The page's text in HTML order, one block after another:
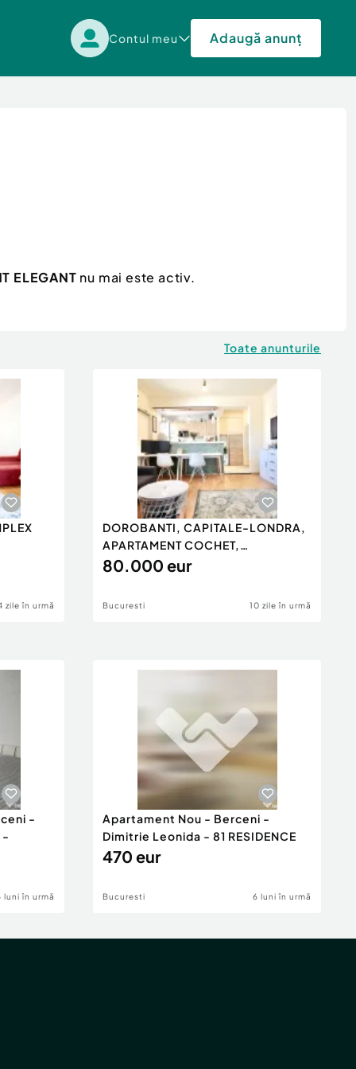
Contul meu Adaugă anunț
ELEGANT nu mai este activ.
Toate anunturile
zile în urmă
DOROBANTI, CAPITALE-LONDRA,
APARTAMENT COCHET,
MOBILAT,0%COM
80.000 eur
Bucuresti 10 zile în urmă
-
-
luni în urmă
Apartament Nou - Berceni -
Dimitrie Leonida - 81 RESIDENCE
470 eur
Bucuresti 6 luni în urmă